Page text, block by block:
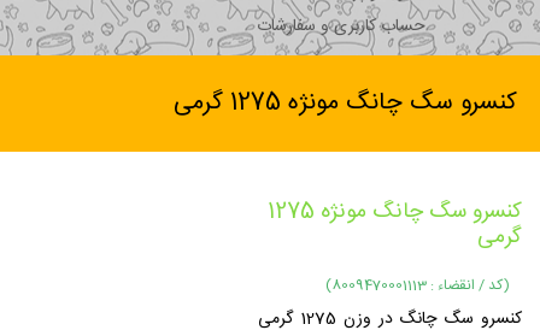
حساب کاربری و سفارشات
کنسرو سگ چانگ مونژه 1275 گرمی
کنسرو سگ چانگ مونژه 1275
گرمی
(کد / انقضاء : 8009470001113)
کنسرو سگ چانگ در وزن 1275 گرمی